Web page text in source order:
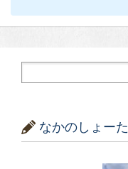
なかのしょーた